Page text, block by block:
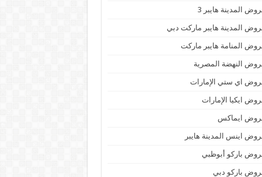
المدينة هايبر 3
المدينة هايبر ماركت دبي
المنامة هايبر ماركت
النهضة المصرية
اي ستي الإمارات
ايكيا الإمارات
ايماكس
اينس المدينة هايبر
باركو أبوظبي
باركو دبي